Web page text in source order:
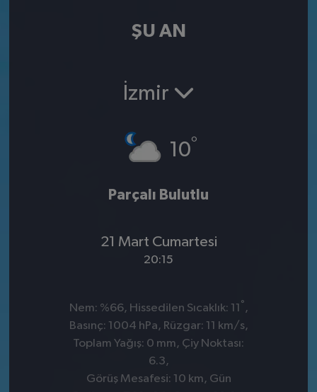
ŞU AN
İzmir
10°
Parçalı Bulutlu
21 Mart Cumartesi
20:15
Nem: %66, Hissedilen Sıcaklık: 11 ° ,
Basınç: 1004 hPa, Rüzgar: 11 km/s,
Toplam Yağış: 0 mm, Çiy Noktası:
6.3,
Görüş Mesafesi: 10 km, Gün